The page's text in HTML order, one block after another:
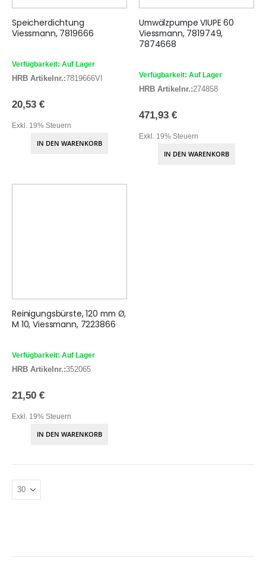
Speicherdichtung
Viessmann, 7819666
Verfügbarkeit: Auf Lager
HRB Artikelnr.:7819666VI
20,53 €
Exkl. 19% Steuern
IN DEN WARENKORB
Umwälzpumpe VIUPE 60
Viessmann, 7819749,
7874668
Verfügbarkeit: Auf Lager
HRB Artikelnr.:274858
471,93 €
Exkl. 19% Steuern
IN DEN WARENKORB
Reinigungsbürste, 120 mm Ø,
M 10, Viessmann, 7223866
Verfügbarkeit: Auf Lager
HRB Artikelnr.:352065
21,50 €
Exkl. 19% Steuern
IN DEN WARENKORB